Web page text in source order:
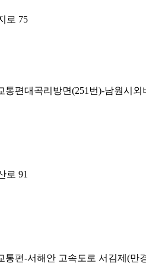
로 75
편대곡리방면(251번)-남원시외
로 91
편-서해안 고속도로 서김제(만